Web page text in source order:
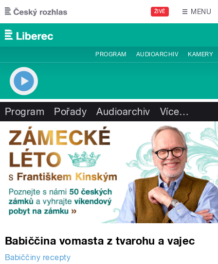
Přejít k hlavnímu obsahu
ŽIVĚ MENU
PROGRAM AUDIOARCHIV KAMERY
Program Pořady Audioarchiv Více…
Babiččina vomasta z tvarohu a vajec
Babiččiny recepty